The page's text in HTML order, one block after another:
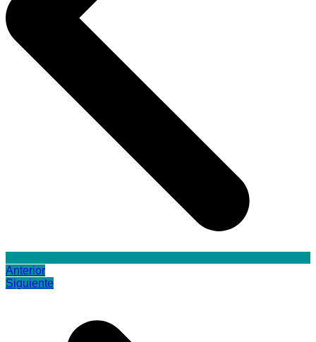
Anterior
Siguiente